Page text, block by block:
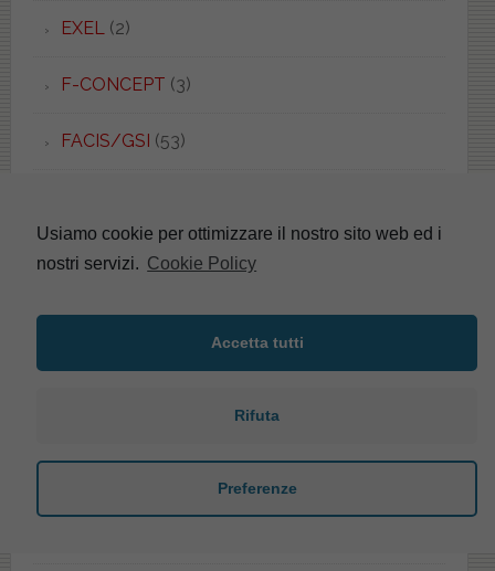
EXEL (2)
F-CONCEPT (3)
FACIS/GSI (53)
FANTASIA (3)
Usiamo cookie per ottimizzare il nostro sito web ed i
nostri servizi. Cookie Policy
Accetta tutti
Rifuta
Preferenze